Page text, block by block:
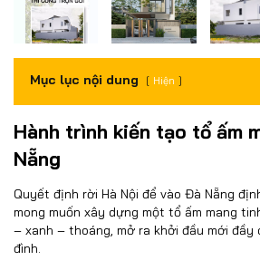
Mục lục nội dung Hiện
Hành trình kiến tạo tổ ấm
Nẵng
Quyết định rời Hà Nội để vào Đà Nẵng
mong muốn xây dựng một tổ ấm mang
– xanh – thoáng, mở ra khởi đầu mới đầy
đình.